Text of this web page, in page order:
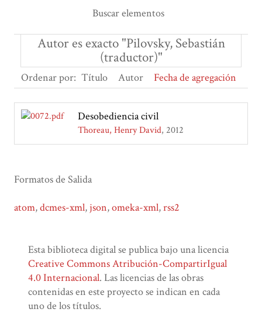
Buscar elementos
Autor es exacto "Pilovsky, Sebastián
(traductor)"
Ordenar por: Título Autor Fecha de agregación
Desobediencia civil
Thoreau, Henry David 2012
Formatos de Salida
atom,dcmes-xml, json,omeka-xml,rss2
Esta biblioteca digital se publica bajo una licencia
Creative Commons Atribución-CompartirIgual
4.0 Internacional. Las licencias de las obras
contenidas en este proyecto se indican en cada
uno de los títulos.